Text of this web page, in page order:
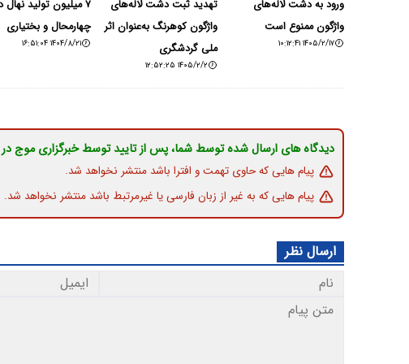
ورود به دشت لاله‌های
واژگون ممنوع است
۱۴۰۵/۲/۱۷ ۱۰:۱۲:۴۱
تهدید ثبت دشت لاله‌های
واژگون کوهرنگ به‌عنوان اثر
ملی گردشگری
۱۴۰۵/۲/۲ ۱۲:۵۲:۲۵
۷ میلیون تولید نهال
چهارمحال و بختیاری
۱۴۰۴/۸/۲۱ ۱۶:۵۱:۰۴
دیدگاه های ارسال شده توسط شما، پس از تایید توسط خبرگزاری موج
پیام هایی که حاوی تهمت و افترا باشد منتشر نخواهد شد.
پیام هایی که به غیر از زبان فارسی یا غیرمرتبط باشد منتشر نخواهد شد.
ارسال نظر